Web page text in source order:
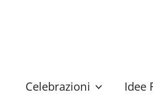
Celebrazioni Idee